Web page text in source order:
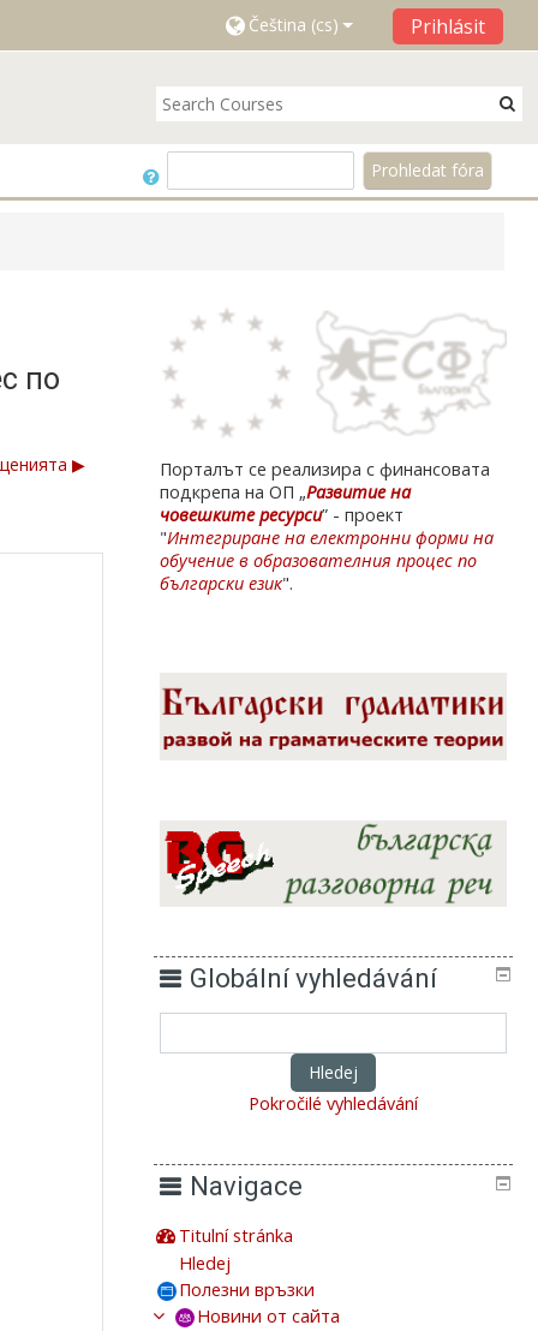
Čeština ‎(cs)‎ Prihlásit
Hledat Prohledat fóra
по
▶︎
Порталът се реализира с финансовата
подкрепа на ОП „Развитие на
човешките ресурси” - проект
"Интегриране на електронни форми на
обучение в образователния процес по
български език".
Globální vyhledávání
Hledej
Pokročilé vyhledávání
Navigace
Titulní stránka
Hledej
Полезни връзки
Новини от сайта